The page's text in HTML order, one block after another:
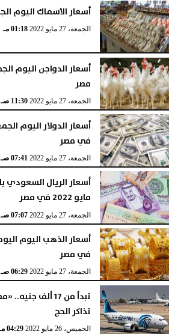
أسعار الأسماك اليوم الجمعة 27-5-
الجمعة، 27 مايو 2022 01:18 مـ
مصر
الجمعة، 27 مايو 2022 11:30 صـ
في مصر
الجمعة، 27 مايو 2022 07:41 صـ
مايو 2022 في مصر
الجمعة، 27 مايو 2022 07:07 صـ
في مصر
الجمعة، 27 مايو 2022 06:29 صـ
تبدأ من 17 ألف
تذاكر الحج
الخميس، 26 مايو 2022 04:29 مـ